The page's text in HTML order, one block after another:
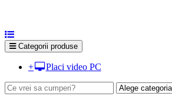
Categorii produse
+ Placi video PC